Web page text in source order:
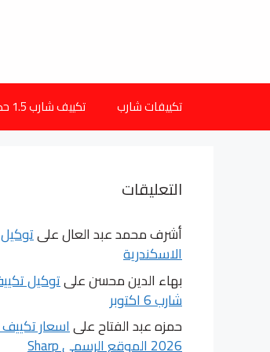
تكييفات شارب تكييف شارب 1.5 حصان
التعليقات
أشرف محمد عبد العالعلى
الاسكندرية
بهاء الدين محسنعلىتوكيل
شارب 6 اكتوبر
حمزه عبد الفتاحعلىاسعار
2026 الموقع الرسمى Sharp